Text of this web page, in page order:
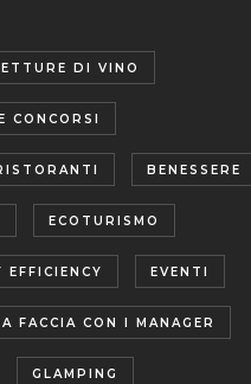
DI VINO
CONCORSI
BENESSERE
ECOTURISMO
EFFICIENCY EVENTI
A FACCIA CON I MANAGER
GLAMPING